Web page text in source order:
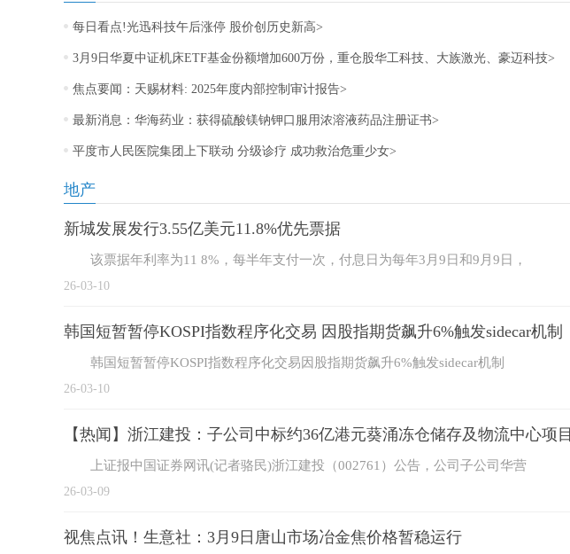
每日看点!光迅科技午后涨停 股价创历史新高>
3月9日华夏中证机床ETF基金份额增加600万份，重仓股华工科技、大族激光、豪迈科技>
焦点要闻：天赐材料: 2025年度内部控制审计报告>
最新消息：华海药业：获得硫酸镁钠钾口服用浓溶液药品注册证书>
平度市人民医院集团上下联动 分级诊疗 成功救治危重少女>
地产
新城发展发行3.55亿美元11.8%优先票据
该票据年利率为11 8%，每半年支付一次，付息日为每年3月9日和9月9日，
26-03-10
韩国短暂暂停KOSPI指数程序化交易 因股指期货飙升6%触发sidecar机制
韩国短暂暂停KOSPI指数程序化交易因股指期货飙升6%触发sidecar机制
26-03-10
【热闻】浙江建投：子公司中标约36亿港元葵涌冻仓储存及物流中心项目
上证报中国证券网讯(记者骆民)浙江建投（002761）公告，公司子公司华营
26-03-09
视焦点讯！生意社：3月9日唐山市场冶金焦价格暂稳运行